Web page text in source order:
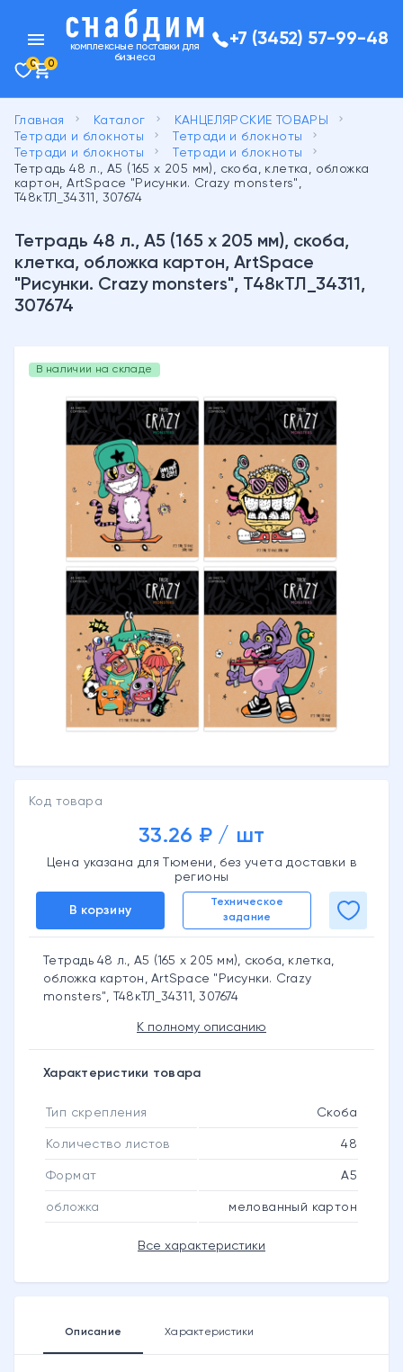
menu
комплексные поставки для
бизнеса
+7 (3452) 57-99-48
0 0
Главная keyboard_arrow_right Каталог keyboard_arrow_right КАНЦЕЛЯРСКИЕ ТОВАРЫ keyboard_arrow_right
Тетради и блокноты keyboard_arrow_right Тетради и блокноты keyboard_arrow_right
Тетради и блокноты keyboard_arrow_right Тетради и блокноты keyboard_arrow_right
Тетрадь 48 л., А5 (165 х 205 мм), скоба, клетка, обложка
картон, ArtSpace "Рисунки. Crazy monsters",
Т48кТЛ_34311, 307674
Тетрадь 48 л., А5 (165 х 205 мм), скоба,
клетка, обложка картон, ArtSpace
"Рисунки. Crazy monsters", Т48кТЛ_34311,
307674
В наличии на складе
Код товара
33.26 ₽ / шт
Цена указана для Тюмени, без учета доставки в
регионы
В корзину
Техническое
задание
Тетрадь 48 л., А5 (165 х 205 мм), скоба, клетка,
обложка картон, ArtSpace "Рисунки. Crazy
monsters", Т48кТЛ_34311, 307674
К полному описанию
Характеристики товара
Тип скрепления Скоба
Количество листов 48
Формат А5
обложка мелованный картон
Все характеристики
Описание Характеристики